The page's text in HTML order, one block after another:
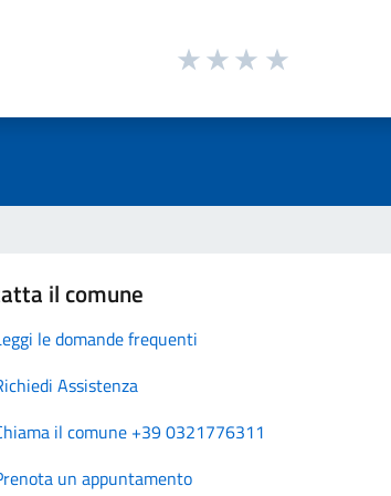
il comune
le domande frequenti
Assistenza
il comune +39 0321776311
un appuntamento